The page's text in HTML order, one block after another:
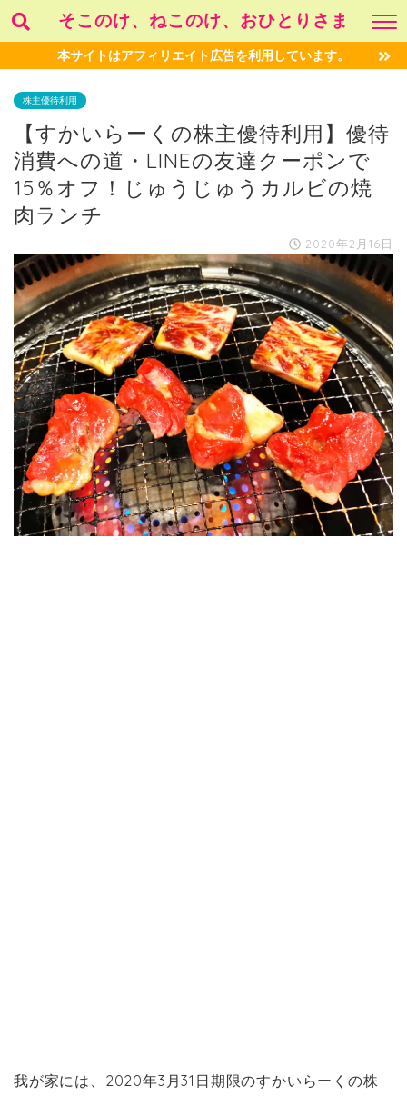
そこのけ、ねこのけ、おひとりさま
本サイトはアフィリエイト広告を利用しています。
株主優待利用
【すかいらーくの株主優待利用】優待
消費への道・LINEの友達クーポンで
15％オフ！じゅうじゅうカルビの焼
肉ランチ
2020年2月16日
我が家には、2020年3月31日期限のすかいらーくの株